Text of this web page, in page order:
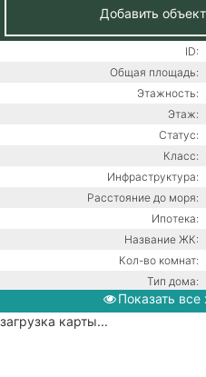
Добавить
ID:
Общая площадь:
Этажность:
Этаж:
Статус:
Класс:
Инфраструктура:
Расстояние до моря:
Ипотека:
Название ЖК:
Кол-во комнат:
Тип дома:
Вид из окон:
Показать все
загрузка карты...